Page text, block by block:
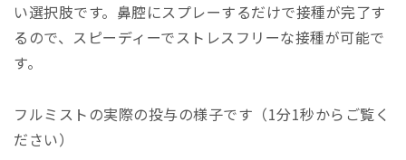
い選択肢です。鼻腔にスプレーするだけで接種が完了す
るので、スピーディーでストレスフリーな接種が可能で
す。
フルミストの実際の投与の様子です（1分1秒からご覧く
ださい）